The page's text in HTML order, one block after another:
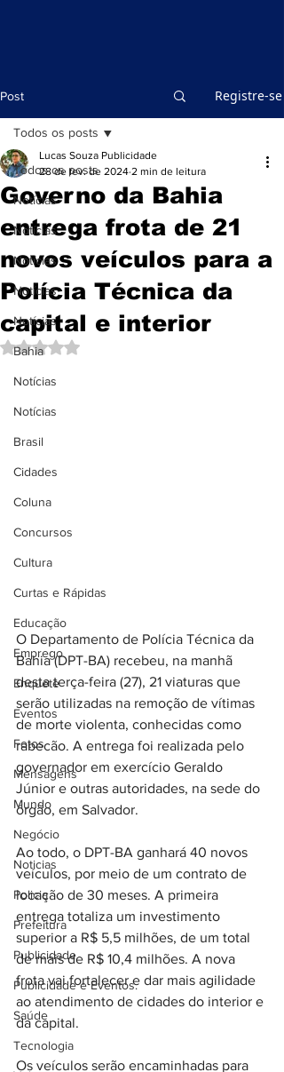
Post Registre-se
Todos os posts
Notícias
Notícias
Notícias
Notícias
Notícias
Bahia
Notícias
Notícias
Brasil
Cidades
Coluna
Concursos
Cultura
Curtas e Rápidas
Educação
Emprego
Enquete
Eventos
Fotos
Mensagens
Mundo
Negócio
Noticias
Policia
Prefeitura
Publicidade
Publicidade e Eventos.
Saúde
Tecnologia
Todos os posts
Governo da Bahia
entrega frota de 21
novos veículos para a
Polícia Técnica da
capital e interior
Lucas Souza Publicidade
28 de fev. de 2024 2 min de leitura
Avaliado com NaN de 5 estrelas.
O Departamento de Polícia Técnica da
Bahia (DPT-BA) recebeu, na manhã
desta terça-feira (27), 21 viaturas que
serão utilizadas na remoção de vítimas
de morte violenta, conhecidas como
rabecão. A entrega foi realizada pelo
governador em exercício Geraldo
Júnior e outras autoridades, na sede do
órgão, em Salvador.
Ao todo, o DPT-BA ganhará 40 novos
veículos, por meio de um contrato de
locação de 30 meses. A primeira
entrega totaliza um investimento
superior a R$ 5,5 milhões, de um total
de mais de R$ 10,4 milhões. A nova
frota vai fortalecer e dar mais agilidade
ao atendimento de cidades do interior e
da capital.
Os veículos serão encaminhadas para